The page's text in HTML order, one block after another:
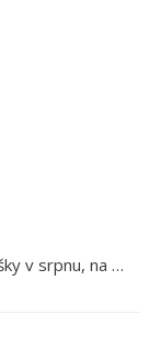
v srpnu, na …